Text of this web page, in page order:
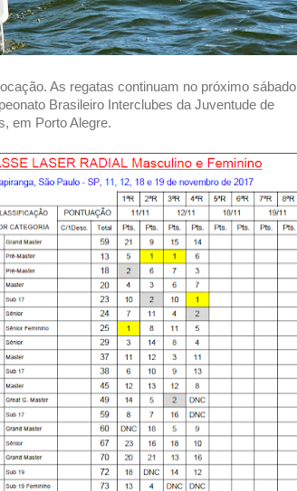
As regatas continuam no próximo sábado
Brasileiro Interclubes da Juventude de
em Porto Alegre.